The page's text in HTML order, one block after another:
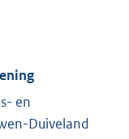
en
Duiveland